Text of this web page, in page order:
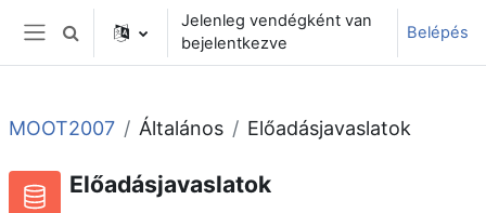
Tovább a fő tartalomhoz
Oldalpanel
Keresési bemeneti adatok váltása
Jelenleg vendégként van
bejelentkezve
Belépés
MOOT2007 Általános Előadásjavaslatok
Előadásjavaslatok